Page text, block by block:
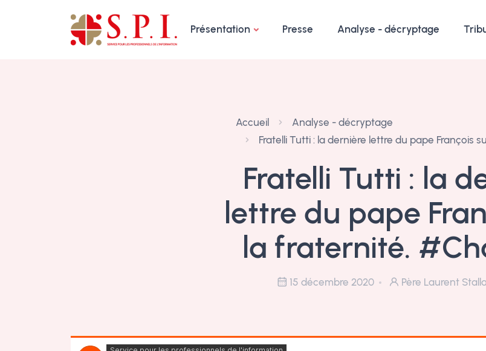
Présentation
Presse Analyse - décryptage
Accueil
Analyse - décryptage
Fratelli Tutti : la dernière lettre du pape François
Fratelli Tutti : la
lettre du pape
la fraternité.
15 décembre 2020 Père Laurent